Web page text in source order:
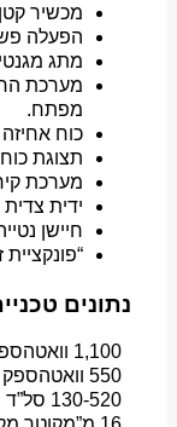
מכשיר
הפעלה
מתג
מערכת
מפתח.
כוח אחיזה
תצוגת
מערכת
ידית
חיישן
“פונקציית
נתונים
1,100 וואט
550 וואט
הספק
130-520 סל”ד